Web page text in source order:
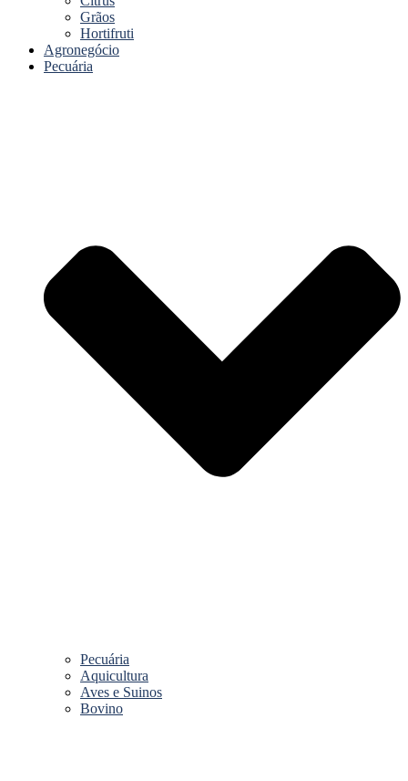
Grãos
Hortifruti
Agronegócio
Pecuária
Pecuária
Aquicultura
Aves e Suinos
Bovino